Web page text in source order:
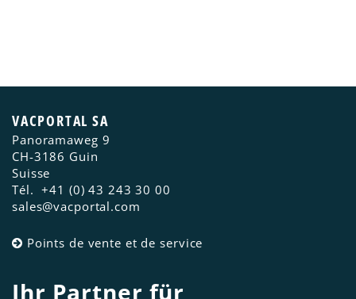
VACPORTAL SA
Panoramaweg 9
CH-3186 Guin
Suisse
Tél. +41 (0) 43 243 30 00
sales@vacportal.com
Points de vente et de service
Ihr Partner für